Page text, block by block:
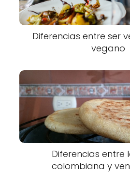
Diferencias entre ser
vegano
Diferencias entre
colombiana y